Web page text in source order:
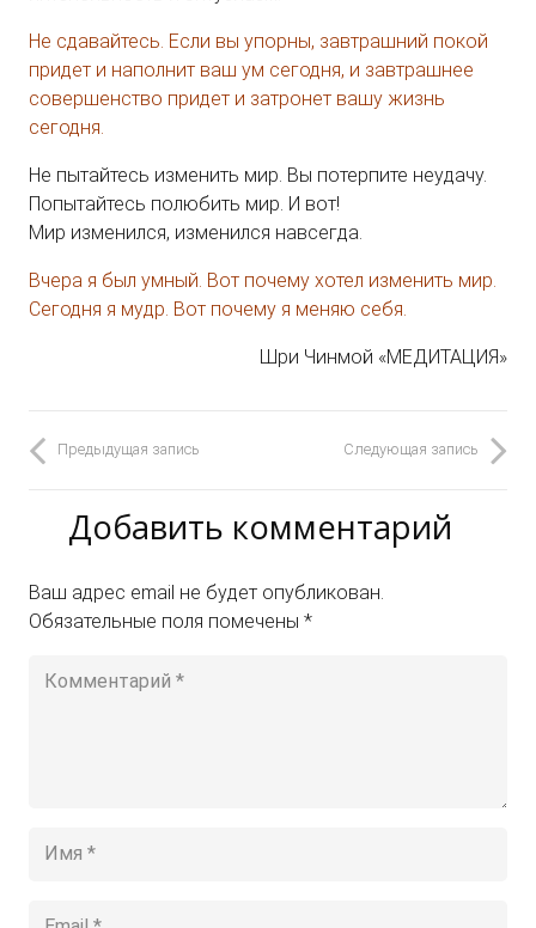
Не сдавайтесь. Если вы упорны, завтрашний покой
придет и наполнит ваш ум сегодня, и завтрашнее
совершенство придет и затронет вашу жизнь
сегодня.
Не пытайтесь изменить мир. Вы потерпите неудачу.
Попытайтесь полюбить мир. И вот!
Мир изменился, изменился навсегда.
Вчера я был умный. Вот почему хотел изменить мир.
Сегодня я мудр. Вот почему я меняю себя.
Шри Чинмой «МЕДИТАЦИЯ»
Предыдущая запись Следующая запись
Добавить комментарий
Ваш адрес email не будет опубликован.
Обязательные поля помечены *